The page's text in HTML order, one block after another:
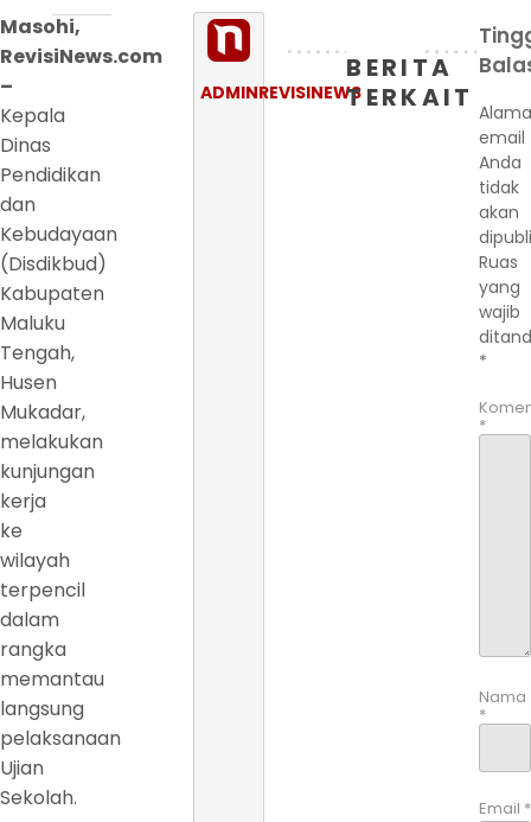
Masohi,
RevisiNews.com
–
Kepala
Dinas
Pendidikan
dan
Kebudayaan
(Disdikbud)
Kabupaten
Maluku
Tengah,
Husen
Mukadar,
melakukan
kunjungan
kerja
ke
wilayah
terpencil
dalam
rangka
memantau
langsung
pelaksanaan
Ujian
Sekolah.
ADMINREVISINEWS
BERITA
TERKAIT
email
Anda
tidak
akan
Ruas
yang
wajib
*
*
Nama
*
Email *